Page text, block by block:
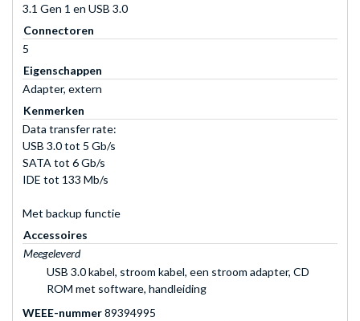
3.1 Gen 1 en USB 3.0
Connectoren
5
Eigenschappen
Adapter, extern
Kenmerken
Data transfer rate:
USB 3.0 tot 5 Gb/s
SATA tot 6 Gb/s
IDE tot 133 Mb/s
Met backup functie
Accessoires
Meegeleverd
USB 3.0 kabel, stroom kabel, een stroom adapter, CD
ROM met software, handleiding
WEEE-nummer89394995